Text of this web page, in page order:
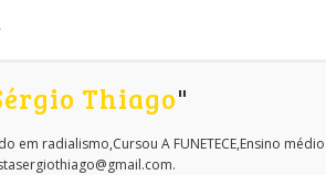
Thiago"
em radialismo,Cursou A FUNETECE,Ensino